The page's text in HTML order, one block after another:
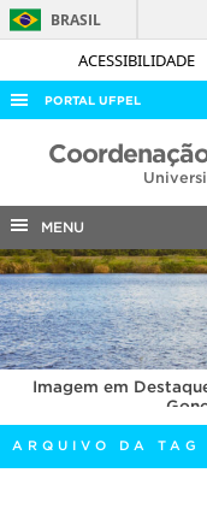
ACESSIBILIDADE
BRASIL
PORTAL UFPEL
ACESSO À INFORMAÇÃO
COBALTO
CONCURSOS
EDITAIS
INTERNACIONAL
OUVIDORIA
PORTARIAS
TELEFONES
MENU
Imagem em
ARQUIVO DA TAG